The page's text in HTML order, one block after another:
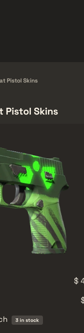
Pistol Skins
Pistol Skins
$
3 in stock